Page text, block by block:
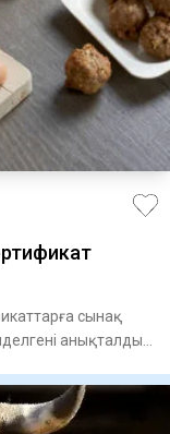
сынақ
анықталды,